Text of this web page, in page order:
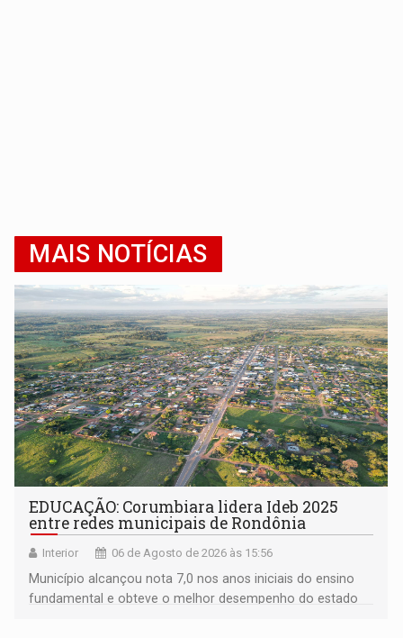
MAIS NOTÍCIAS
EDUCAÇÃO: Corumbiara lidera Ideb 2025
entre redes municipais de Rondônia
Interior 06 de Agosto de 2026 às 15:56
Município alcançou nota 7,0 nos anos iniciais do ensino
fundamental e obteve o melhor desempenho do estado